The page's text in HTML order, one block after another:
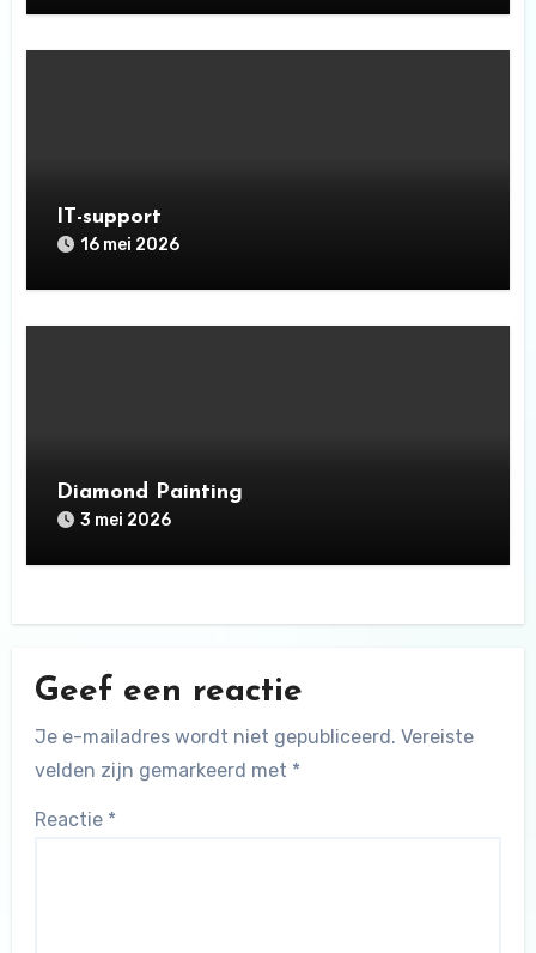
IT-support
16 mei 2026
Diamond Painting
3 mei 2026
Geef een reactie
Je e-mailadres wordt niet gepubliceerd. Vereiste
velden zijn gemarkeerd met *
Reactie *